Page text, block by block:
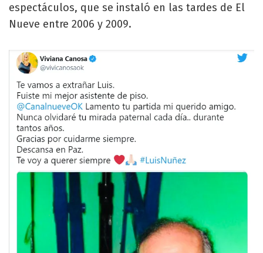
espectáculos, que se instaló en las tardes de El
Nueve entre 2006 y 2009.